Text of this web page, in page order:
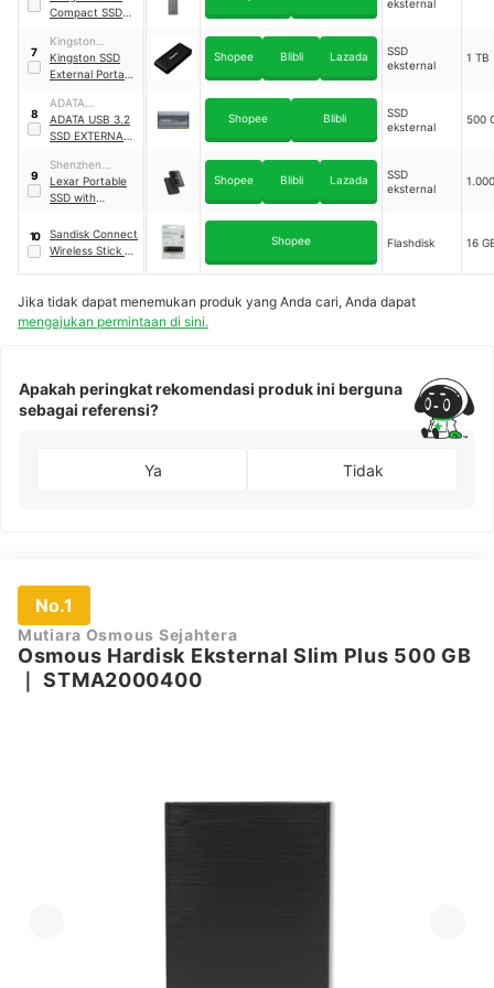
Compact SSD
STMX2000400
eksternal
7
Kingston
Technology Far
East Corp.
Kingston SSD
External Portable
Shopee Blibli Lazada
SSD
eksternal
1 TB
8
ADATA
Technology
ADATA USB 3.2
SSD EXTERNAL
Shopee Blibli
SSD
eksternal
500
9
Shenzhen
Longsys
Electronics
Lexar Portable
SSD with
TB｜SL500
Shopee Blibli Lazada
SSD
eksternal
10
Sandisk Connect
Wireless Stick 16
Shopee Flashdisk 16
Jika tidak dapat menemukan produk yang Anda cari, Anda dapat
mengajukan permintaan di sini.
Apakah peringkat rekomendasi produk ini berguna
sebagai referensi?
Ya Tidak
No.1
Mutiara Osmous Sejahtera
Osmous Hardisk Eksternal Slim Plus 500 GB
｜STMA2000400